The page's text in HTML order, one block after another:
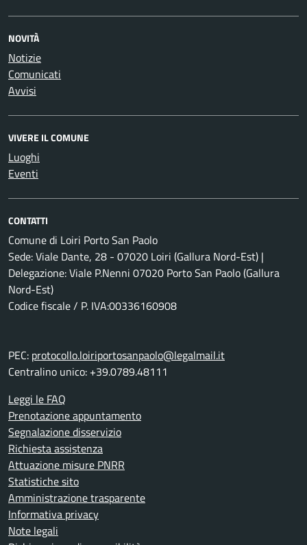
NOVITÀ
Notizie
Comunicati
Avvisi
VIVERE IL COMUNE
Luoghi
Eventi
CONTATTI
Comune di Loiri Porto San Paolo
Sede: Viale Dante, 28 - 07020 Loiri (Gallura Nord-Est) |
Delegazione: Viale P.Nenni 07020 Porto San Paolo (Gallura
Nord-Est)
Codice fiscale / P. IVA:00336160908
PEC: protocollo.loiriportosanpaolo@legalmail.it
Centralino unico: +39.0789.48111
Leggi le FAQ
Prenotazione appuntamento
Segnalazione disservizio
Richiesta assistenza
Attuazione misure PNRR
Statistiche sito
Amministrazione trasparente
Informativa privacy
Note legali